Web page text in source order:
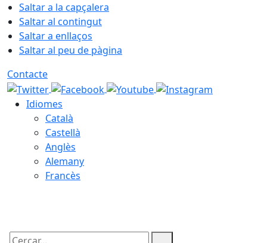
Saltar a la capçalera
Saltar al contingut
Saltar a enllaços
Saltar al peu de pàgina
Contacte
Idiomes
Català
Castellà
Anglès
Alemany
Francès